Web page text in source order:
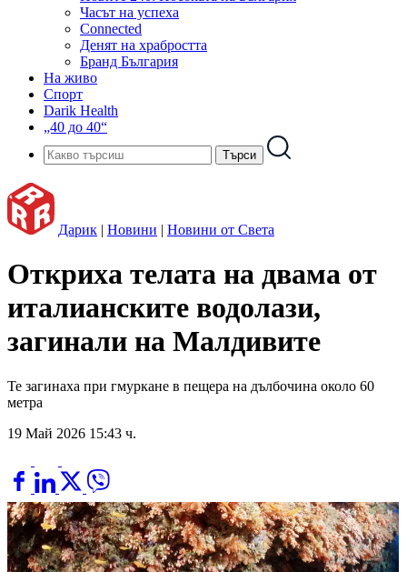
Часът на успеха
Connected
Денят на храбростта
Бранд България
На живо
Спорт
Darik Health
„40 до 40“
Дарик | Новини | Новини от Света
Откриха телата на двама от
италианските водолази,
загинали на Малдивите
Те загинаха при гмуркане в пещера на дълбочина около 60
метра
19 Май 2026 15:43 ч.